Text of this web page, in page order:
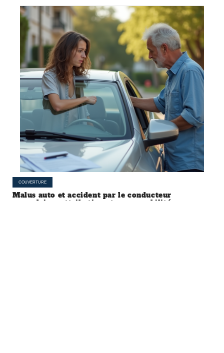
COUVERTURE
Malus auto et accident par le conducteur
secondaire : attribution et responsabilité